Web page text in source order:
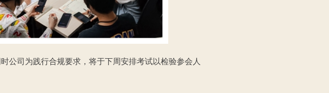
公司为践行合规要求，将于下周安排考试以检验参会人